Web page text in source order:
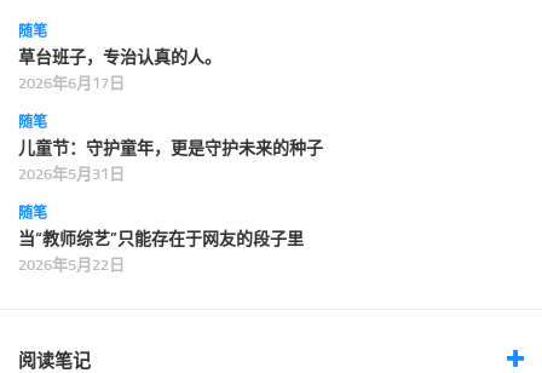
随笔
草台班子，专治认真的人。
2026年6月17日
随笔
儿童节：守护童年，更是守护未来的种子
2026年5月31日
随笔
当“教师综艺”只能存在于网友的段子里
2026年5月22日
阅读笔记